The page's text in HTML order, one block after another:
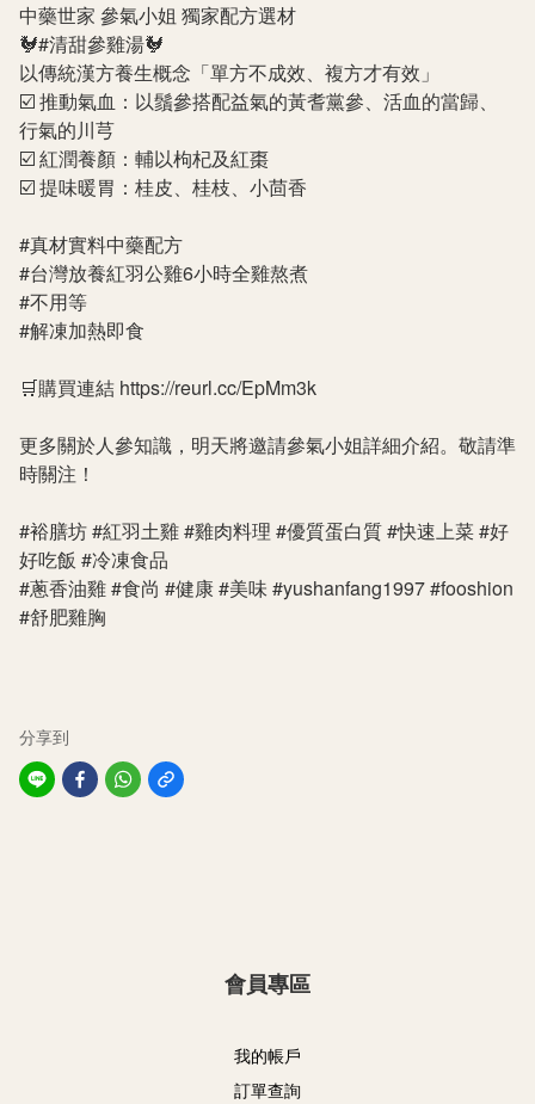
中藥世家 參氣小姐 獨家配方選材
🐓#清甜參雞湯🐓
以傳統漢方養生概念「單方不成效、複方才有效」
☑️ 推動氣血：以鬚參搭配益氣的黃耆黨參、活血的當歸、
行氣的川芎
☑️ 紅潤養顏：輔以枸杞及紅棗
☑️ 提味暖胃：桂皮、桂枝、小茴香
#真材實料中藥配方
#台灣放養紅羽公雞6小時全雞熬煮
#不用等
#解凍加熱即食
🛒購買連結 https://reurl.cc/EpMm3k
更多關於人參知識，明天將邀請參氣小姐詳細介紹。敬請準
時關注！
#裕膳坊#紅羽土雞#雞肉料理 #優質蛋白質#快速上菜#好
好吃飯 #冷凍食品
#蔥香油雞#食尚 #健康#美味#yushanfang1997#fooshion
#舒肥雞胸
分享到
會員專區
我的帳戶
訂單查詢